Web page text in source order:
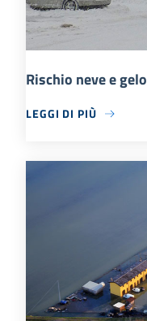
Rischio neve e gelo
LEGGI DI PIÙ